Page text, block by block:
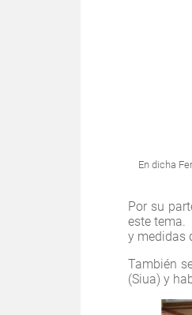
En dicha
Por su
este tema.
y medidas
También
(Siua) y